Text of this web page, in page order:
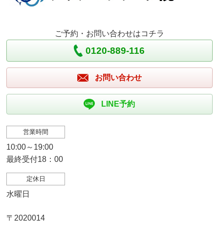
ご予約・お問い合わせはコチラ
0120-889-116
お問い合わせ
LINE予約
営業時間
10:00～19:00
最終受付18：00
定休日
水曜日
〒2020014